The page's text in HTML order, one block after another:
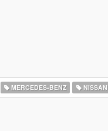
MERCEDES-BENZ NISSAN